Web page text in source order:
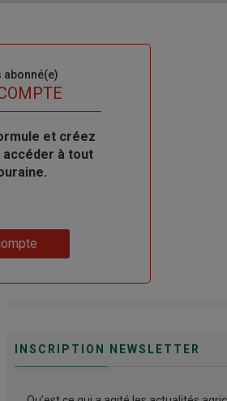
abonné(e)
et créez
à tout
INSCRIPTION NEWSLETTER